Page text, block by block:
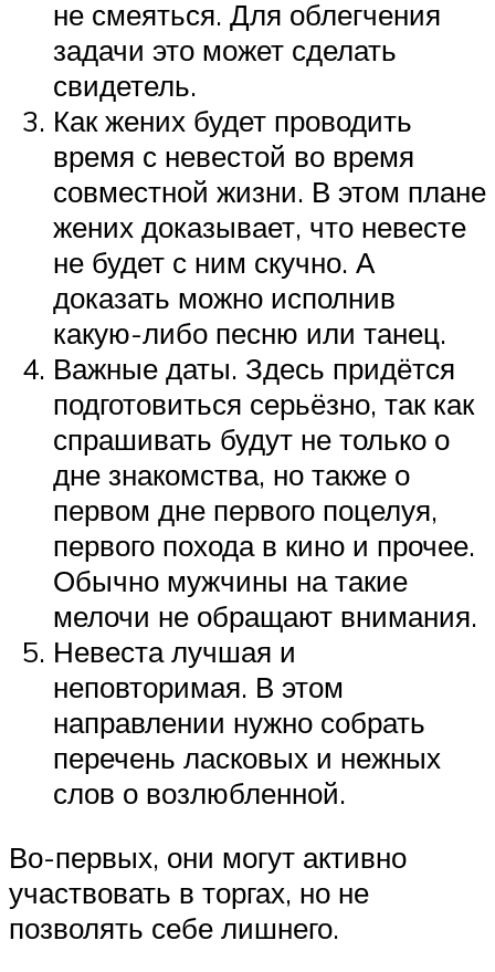
не смеяться. Для облегчения
задачи это может сделать
свидетель.
Как жених будет проводить
время с невестой во время
совместной жизни. В этом плане
жених доказывает, что невесте
не будет с ним скучно. А
доказать можно исполнив
какую-либо песню или танец.
Важные даты. Здесь придётся
подготовиться серьёзно, так как
спрашивать будут не только о
дне знакомства, но также о
первом дне первого поцелуя,
первого похода в кино и прочее.
Обычно мужчины на такие
мелочи не обращают внимания.
Невеста лучшая и
неповторимая. В этом
направлении нужно собрать
перечень ласковых и нежных
слов о возлюбленной.
Во-первых, они могут активно
участвовать в торгах, но не
позволять себе лишнего.